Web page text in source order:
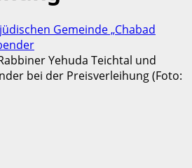
Gemeinde „Chabad